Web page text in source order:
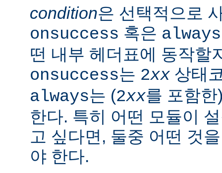
condition은 선택적으로
onsuccess 혹은 always
떤 내부 헤더표에 동작할
onsuccess는 2xx 상태
always는 (2xx를 포함
한다. 특히 어떤 모듈이
고 싶다면, 둘중 어떤 것
야 한다.